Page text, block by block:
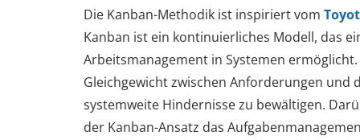
Die Kanban-Methodik ist inspiriert vom
Kanban ist ein kontinuierliches Modell, das
Arbeitsmanagement in Systemen
Gleichgewicht zwischen Anforderungen und
systemweite Hindernisse zu bewältigen.
der Kanban-Ansatz das